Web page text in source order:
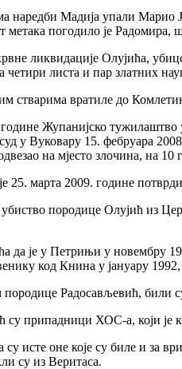
наредби Мадија упали Марио
метака погодило је
ликвидације Олујића,
четири листа и пар златних
стварима вратиле до
Жупанијско
суд у Вуковару 15. фебруара
на мјесто злочина, на 10
25. марта 2009. године
породице Олујић из
да је у Петрињи у новембру
код Книна у јануару
Радосављевић, били су
припадници ХОС-а, који је
исте оне које су биле и за
су из Веритаса.